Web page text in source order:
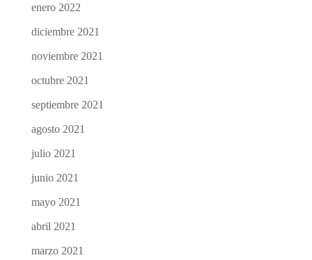
enero 2022
diciembre 2021
noviembre 2021
octubre 2021
septiembre 2021
agosto 2021
julio 2021
junio 2021
mayo 2021
abril 2021
marzo 2021